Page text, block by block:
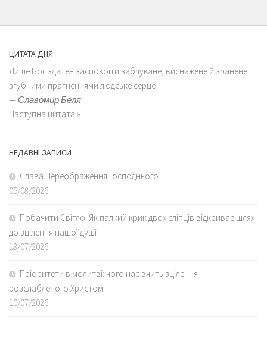
ЦИТАТА ДНЯ
Лише Бог здатен заспокоїти заблукане, виснажене й зранене
згубними прагненнями людське серце
— Славомир Беля
Наступна цитата »
НЕДАВНІ ЗАПИСИ
Слава Переображення Господнього
05/08/2026
Побачити Світло: Як палкий крик двох сліпців відкриває шлях
до зцілення нашої душі
18/07/2026
Пріоритети в молитві: чого нас вчить зцілення
розслабленого Христом
10/07/2026